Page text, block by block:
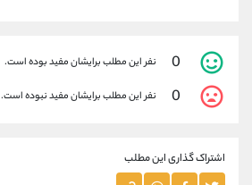
0 نفر این مطلب برایشان مفید بوده است.
0 نفر این مطلب برایشان مفید نبوده است.
اشتراک گذاری این مطلب